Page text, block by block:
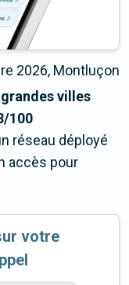
2026, Montluçon
villes
100
réseau déployé
accès pour
votre